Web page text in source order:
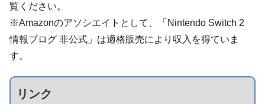
覧ください。
※Amazonのアソシエイトとして、「Nintendo Switch 2
情報ブログ 非公式」は適格販売により収入を得ていま
す。
リンク